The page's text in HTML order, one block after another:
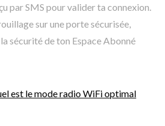
par SMS pour valider ta connexion.
sur une porte sécurisée,
sécurité de ton Espace Abonné
est le mode radio WiFi optimal